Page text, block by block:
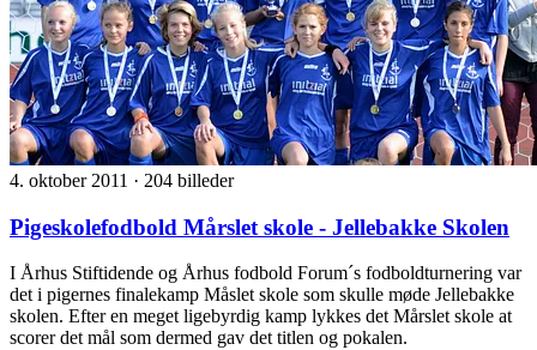
4. oktober 2011 · 204 billeder
Pigeskolefodbold Mårslet skole - Jellebakke Skolen
I Århus Stiftidende og Århus fodbold Forum´s fodboldturnering var
det i pigernes finalekamp Måslet skole som skulle møde Jellebakke
skolen. Efter en meget ligebyrdig kamp lykkes det Mårslet skole at
scorer det mål som dermed gav det titlen og pokalen.